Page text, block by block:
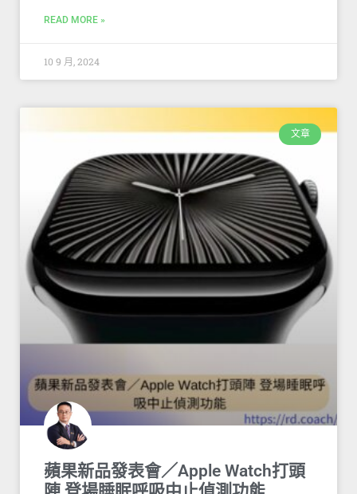
READ MORE »
10 9 月, 2024
文章
蘋果新品發表會／Apple Watch打頭